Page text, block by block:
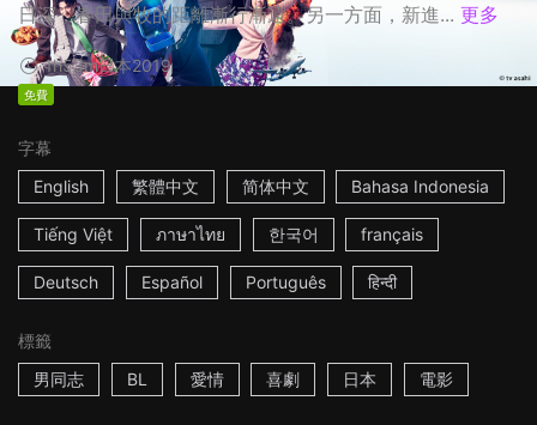
日深，春田與牧的距離漸行漸遠。另一方面，新進... 更多
1h53m日本2019
免費
字幕
English
繁體中文 简体中文 Bahasa Indonesia
Tiếng Việt ภาษาไทย 한국어 français
Deutsch Español Português हिन्दी
標籤
男同志
BL 愛情 喜劇 日本 電影